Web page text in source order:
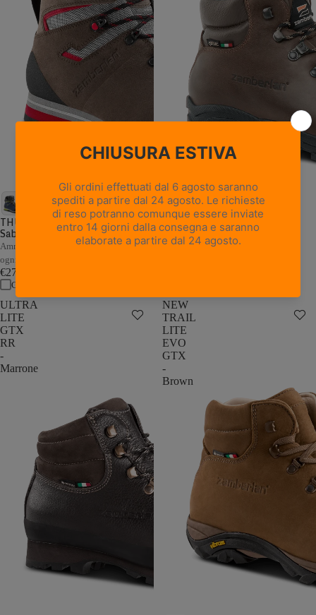
THUNDER GTX - Marrone /
Sabbia
Ammortizzazione e stabilità adattive a
ogni passo
€279,00
Confronta
18 recensioni
NEW TRAIL LITE GTX -
Marrone Nocciola
Pelle pieno fiore con trattamento
Hydrobloc®
ULTRA
LITE
GTX
RR
-
Marrone
NEW
TRAIL
LITE
EVO
GTX
-
Brown